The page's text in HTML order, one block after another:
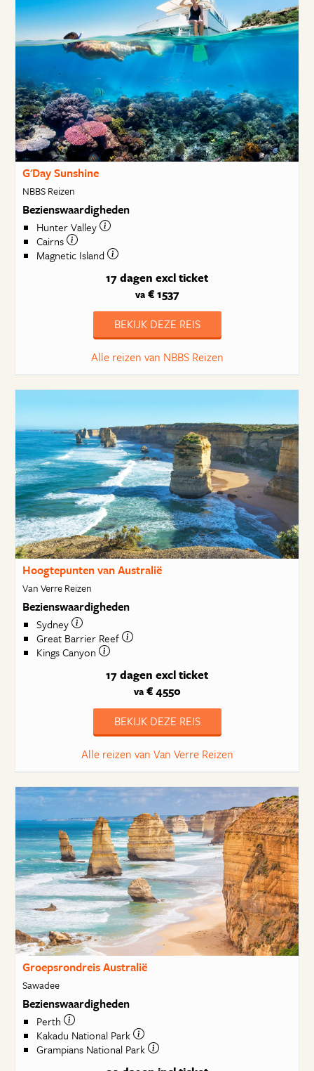
G'Day Sunshine
NBBS Reizen
Bezienswaardigheden
Hunter Valley
Cairns
Magnetic Island
17 dagen excl ticket
va€ 1537
BEKIJK DEZE REIS
Alle reizen van NBBS Reizen
Hoogtepunten van Australië
Van Verre Reizen
Bezienswaardigheden
Sydney
Great Barrier Reef
Kings Canyon
17 dagen excl ticket
va€ 4550
BEKIJK DEZE REIS
Alle reizen van Van Verre Reizen
Groepsrondreis Australië
Sawadee
Bezienswaardigheden
Perth
Kakadu National Park
Grampians National Park